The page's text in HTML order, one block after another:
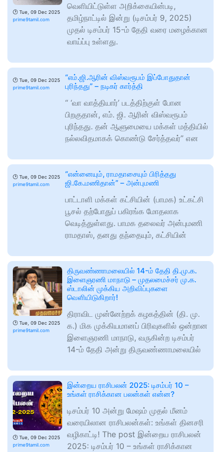
🕑 Tue, 09 Dec 2025
prime9tamil.com
வெளியிட்டுள்ள அறிக்கையின்படி,
தமிழ்நாட்டில் இன்று (டிசம்பர் 9, 2025)
முதல் டிசம்பர் 15-ம் தேதி வரை மழைக்கான
வாய்ப்பு உள்ளது.
🕑 Tue, 09 Dec 2025
prime9tamil.com
“எம்.ஜி.ஆரின் விஸ்வரூபம் இப்போதுதான்
புரிந்தது” – நடிகர் கார்த்தி
“ ‘வா வாத்தியார்’ படத்திற்குள் போன
பிறகுதான், எம். ஜி. ஆரின் விஸ்வரூபம்
புரிந்தது. தன் ஆளுமையை மக்கள் மத்தியில்
நல்லவிதமாகக் கொண்டு சேர்த்தவர்” என
🕑 Tue, 09 Dec 2025
prime9tamil.com
“என்னையும், ராமதாசையும் பிரித்தது
ஜி.கே.மணிதான்” – அன்புமணி
பாட்டாளி மக்கள் கட்சியின் (பாமக) உட்கட்சி
பூசல் தற்போதுப் பகிரங்க மோதலாக
வெடித்துள்ளது. பாமக தலைவர் அன்புமணி
ராமதாஸ், தனது தந்தையும், கட்சியின்
🕑 Tue, 09 Dec 2025
prime9tamil.com
திருவண்ணாமலையில் 14-ம் தேதி தி.மு.க.
இளைஞரணி மாநாடு – முதலமைச்சர் மு.க.
ஸ்டாலின் முக்கிய அறிவிப்புகளை
வெளியிடுகிறார்!
திராவிட முன்னேற்றக் கழகத்தின் (தி. மு.
க.) மிக முக்கியமானப் பிரிவுகளில் ஒன்றான
இளைஞரணி மாநாடு, வருகின்ற டிசம்பர்
14-ம் தேதி அன்று திருவண்ணாமலையில்
🕑 Tue, 09 Dec 2025
prime9tamil.com
இன்றைய ராசிபலன் 2025: டிசம்பர் 10 –
உங்கள் ராசிக்கான பலன்கள் என்ன?
டிசம்பர் 10 அன்று மேஷம் முதல் மீனம்
வரையிலான ராசிபலன்கள்: உங்கள் தினசரி
வழிகாட்டி! The post இன்றைய ராசிபலன்
2025: டிசம்பர் 10 – உங்கள் ராசிக்கான